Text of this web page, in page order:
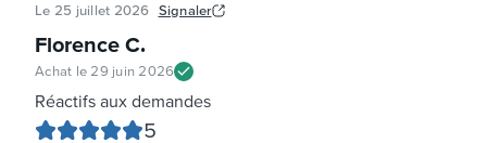
Le 25 juillet 2026 Signaler
Florence C.
Achat le 29 juin 2026
Réactifs aux demandes
5